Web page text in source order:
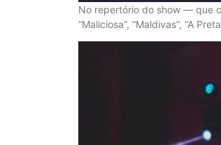
No repertório do show — que
“Maliciosa”, “Maldivas”, “A